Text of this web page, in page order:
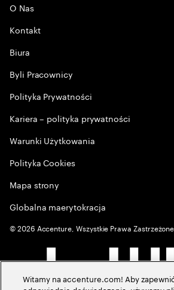
O Nas
Kontakt
Biura
Byli Pracownicy
Polityka Prywatności
Kariera – polityka prywatności
Warunki Użytkowania
Polityka Cookies
Mapa strony
Globalna maerytokracja
©2026 Accenture, Wszystkie Prawa Zastrzeżone
Witamy na accenture.com! Aby